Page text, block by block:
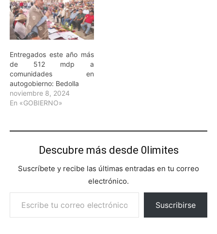
Entregados este año más
de 512 mdp a
comunidades en
autogobierno: Bedolla
noviembre 8, 2024
En «GOBIERNO»
Descubre más desde 0limites
Suscríbete y recibe las últimas entradas en tu correo
electrónico.
Escribe tu correo electrónico…
Suscribirse